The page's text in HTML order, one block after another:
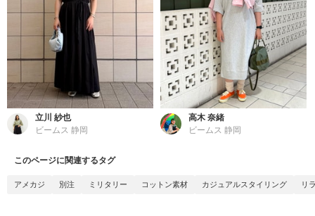
立川 紗也
ビームス 静岡
高木 奈緒
ビームス 静岡
このページに関連するタグ
アメカジ 別注 ミリタリー コットン素材 カジュアルスタイリング リ